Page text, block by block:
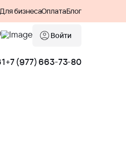
бизнесаОплатаБлог
Войти
+7 (977) 663-73-80